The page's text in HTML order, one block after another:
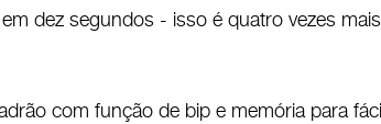
dez segundos - isso é quatro vezes
com função de bip e memória para